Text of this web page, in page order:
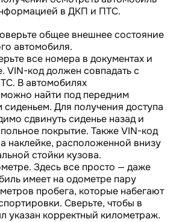
в ДКП и ПТС.
общее внешнее состояние
автомобиля.
все номера в документах и
VIN-код должен совпадать с
В автомобилях
найти под передним
Для получения доступа
сдвинуть сиденье назад и
покрытие. Также VIN-код
наклейке, расположенной внизу
стойки кузова.
Здесь все просто — даже
имеет на одометре пару
пробега, которые набегают
Сверьте, чтобы в
указан корректный километраж.